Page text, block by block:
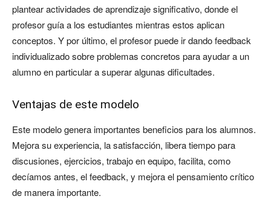
plantear actividades de aprendizaje significativo, donde el
profesor guía a los estudiantes mientras estos aplican
conceptos. Y por último, el profesor puede ir dando feedback
individualizado sobre problemas concretos para ayudar a un
alumno en particular a superar algunas dificultades.
Ventajas de este modelo
Este modelo genera importantes beneficios para los alumnos.
Mejora su experiencia, la satisfacción, libera tiempo para
discusiones, ejercicios, trabajo en equipo, facilita, como
decíamos antes, el feedback, y mejora el pensamiento crítico
de manera importante.